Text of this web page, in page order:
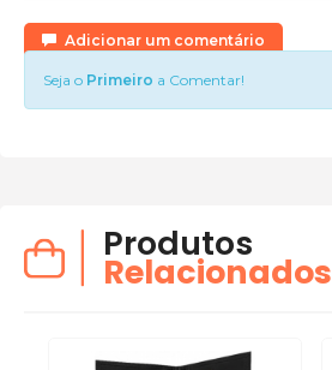
Adicionar um comentário
Seja o Primeiro a Comentar!
Produtos
Relacionados